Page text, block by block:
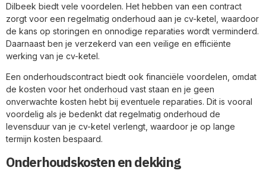
Dilbeek biedt vele voordelen. Het hebben van een contract
zorgt voor een regelmatig onderhoud aan je cv-ketel, waardoor
de kans op storingen en onnodige reparaties wordt verminderd.
Daarnaast ben je verzekerd van een veilige en efficiënte
werking van je cv-ketel.
Een onderhoudscontract biedt ook financiële voordelen, omdat
de kosten voor het onderhoud vast staan en je geen
onverwachte kosten hebt bij eventuele reparaties. Dit is vooral
voordelig als je bedenkt dat regelmatig onderhoud de
levensduur van je cv-ketel verlengt, waardoor je op lange
termijn kosten bespaard.
Onderhoudskosten en dekking